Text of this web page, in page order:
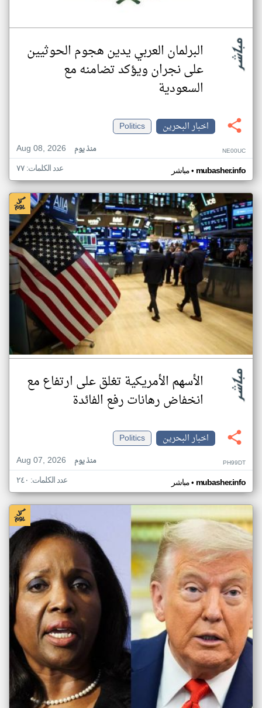
البرلمان العربي يدين هجوم الحوثيين
على نجران ويؤكد تضامنه مع
السعودية
اخبار البحرين
Politics
Aug 08, 2026
منذ يوم NE00UC
مباشر• mubasher.info عدد الكلمات: ٧٧
الأسهم الأمريكية تغلق على ارتفاع مع
انخفاض رهانات رفع الفائدة
اخبار البحرين
Politics
Aug 07, 2026
منذ يوم PH99DT
مباشر• mubasher.info عدد الكلمات: ٢٤٠